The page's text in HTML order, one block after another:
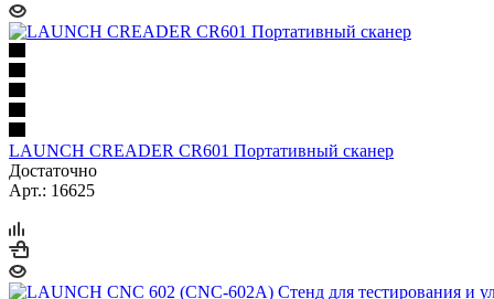
LAUNCH CREADER CR601 Портативный сканер
Достаточно
Арт.: 16625